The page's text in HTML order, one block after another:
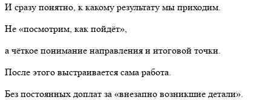
И сразу понятно, к какому результату мы приходим.
Не «посмотрим, как пойдёт»,
а чёткое понимание направления и итоговой точки.
После этого выстраивается сама работа.
Без постоянных доплат за «внезапно возникшие детали».